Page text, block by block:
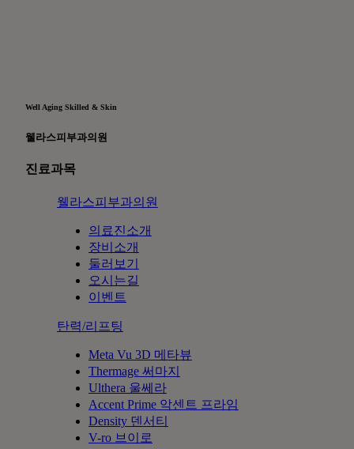
Well Aging Skilled & Skin
웰라스피부과의원
진료과목
웰라스피부과의원
의료진소개
장비소개
둘러보기
오시는길
이벤트
탄력/리프팅
Meta Vu 3D 메타뷰
Thermage 써마지
Ulthera 울쎄라
Accent Prime 악센트 프라임
Density 덴서티
V-ro 브이로